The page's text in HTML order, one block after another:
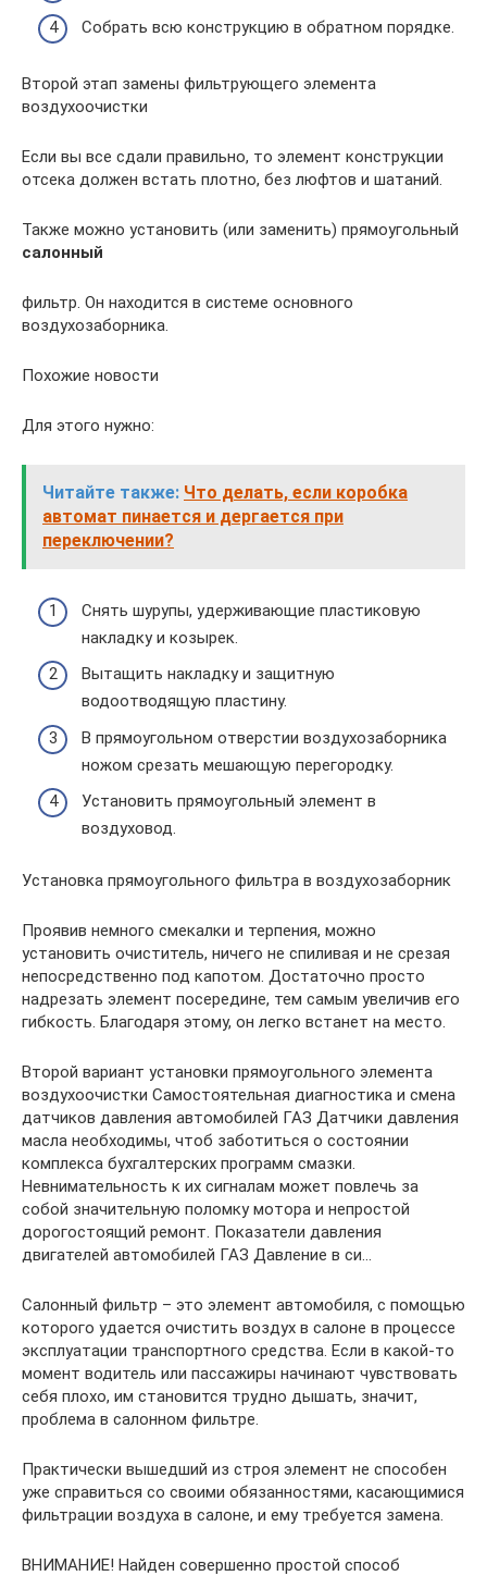
Собрать всю конструкцию в обратном порядке.
Второй этап замены фильтрующего элемента
воздухоочистки
Если вы все сдали правильно, то элемент конструкции
отсека должен встать плотно, без люфтов и шатаний.
Также можно установить (или заменить) прямоугольный
салонный
фильтр. Он находится в системе основного
воздухозаборника.
Похожие новости
Для этого нужно:
Читайте также: Что делать, если коробка
автомат пинается и дергается при
переключении?
Снять шурупы, удерживающие пластиковую
накладку и козырек.
Вытащить накладку и защитную
водоотводящую пластину.
В прямоугольном отверстии воздухозаборника
ножом срезать мешающую перегородку.
Установить прямоугольный элемент в
воздуховод.
Установка прямоугольного фильтра в воздухозаборник
Проявив немного смекалки и терпения, можно
установить очиститель, ничего не спиливая и не срезая
непосредственно под капотом. Достаточно просто
надрезать элемент посередине, тем самым увеличив его
гибкость. Благодаря этому, он легко встанет на место.
Второй вариант установки прямоугольного элемента
воздухоочистки Самостоятельная диагностика и смена
датчиков давления автомобилей ГАЗ Датчики давления
масла необходимы, чтоб заботиться о состоянии
комплекса бухгалтерских программ смазки.
Невнимательность к их сигналам может повлечь за
собой значительную поломку мотора и непростой
дорогостоящий ремонт. Показатели давления
двигателей автомобилей ГАЗ Давление в си…
Салонный фильтр – это элемент автомобиля, с помощью
которого удается очистить воздух в салоне в процессе
эксплуатации транспортного средства. Если в какой-то
момент водитель или пассажиры начинают чувствовать
себя плохо, им становится трудно дышать, значит,
проблема в салонном фильтре.
Практически вышедший из строя элемент не способен
уже справиться со своими обязанностями, касающимися
фильтрации воздуха в салоне, и ему требуется замена.
ВНИМАНИЕ! Найден совершенно простой способ